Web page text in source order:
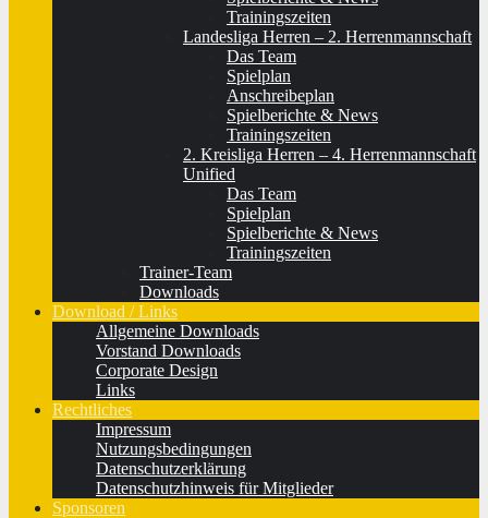
Trainingszeiten
Landesliga Herren – 2. Herrenmannschaft
Das Team
Spielplan
Anschreibeplan
Spielberichte & News
Trainingszeiten
2. Kreisliga Herren – 4. Herrenmannschaft
Unified
Das Team
Spielplan
Spielberichte & News
Trainingszeiten
Trainer-Team
Downloads
Download / Links
Allgemeine Downloads
Vorstand Downloads
Corporate Design
Links
Rechtliches
Impressum
Nutzungsbedingungen
Datenschutzerklärung
Datenschutzhinweis für Mitglieder
Sponsoren